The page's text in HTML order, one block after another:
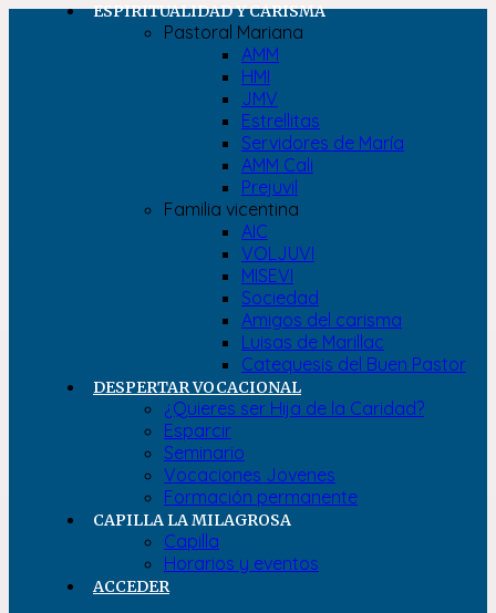
ESPIRITUALIDAD Y CARISMA
Pastoral Mariana
AMM
HMI
JMV
Estrellitas
Servidores de María
AMM Cali
Prejuvil
Familia vicentina
AIC
VOLJUVI
MISEVI
Sociedad
Amigos del carisma
Luisas de Marillac
Catequesis del Buen Pastor
DESPERTAR VOCACIONAL
¿Quieres ser Hija de la Caridad?
Esparcir
Seminario
Vocaciones Jovenes
Formación permanente
CAPILLA LA MILAGROSA
Capilla
Horarios y eventos
ACCEDER